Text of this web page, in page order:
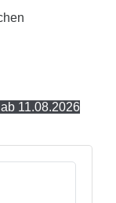
11.08.2026